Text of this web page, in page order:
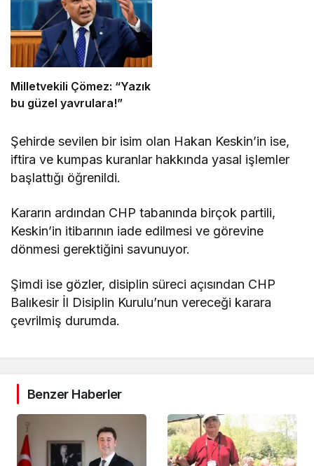
Milletvekili Çömez: “Yazık
bu güzel yavrulara!”
Şehirde sevilen bir isim olan Hakan Keskin’in ise,
iftira ve kumpas kuranlar hakkında yasal işlemler
başlattığı öğrenildi.
Kararın ardından CHP tabanında birçok partili,
Keskin’in itibarının iade edilmesi ve görevine
dönmesi gerektiğini savunuyor.
Şimdi ise gözler, disiplin süreci açısından CHP
Balıkesir İl Disiplin Kurulu’nun vereceği karara
çevrilmiş durumda.
Benzer Haberler